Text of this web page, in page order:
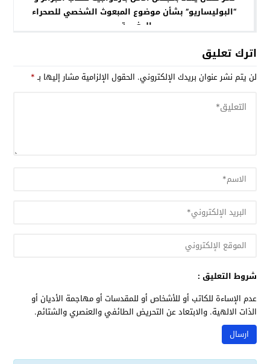
“البوليساريو” بشأن موضوع المبعوث الشخصي للصحراء
المغربية .
اترك تعليق
لن يتم نشر عنوان بريدك الإلكتروني. الحقول الإلزامية مشار إليها بـ*
شروط التعليق :
عدم الإساءة للكاتب أو للأشخاص أو للمقدسات أو مهاجمة الأديان أو
الذات الالهية. والابتعاد عن التحريض الطائفي والعنصري والشتائم.